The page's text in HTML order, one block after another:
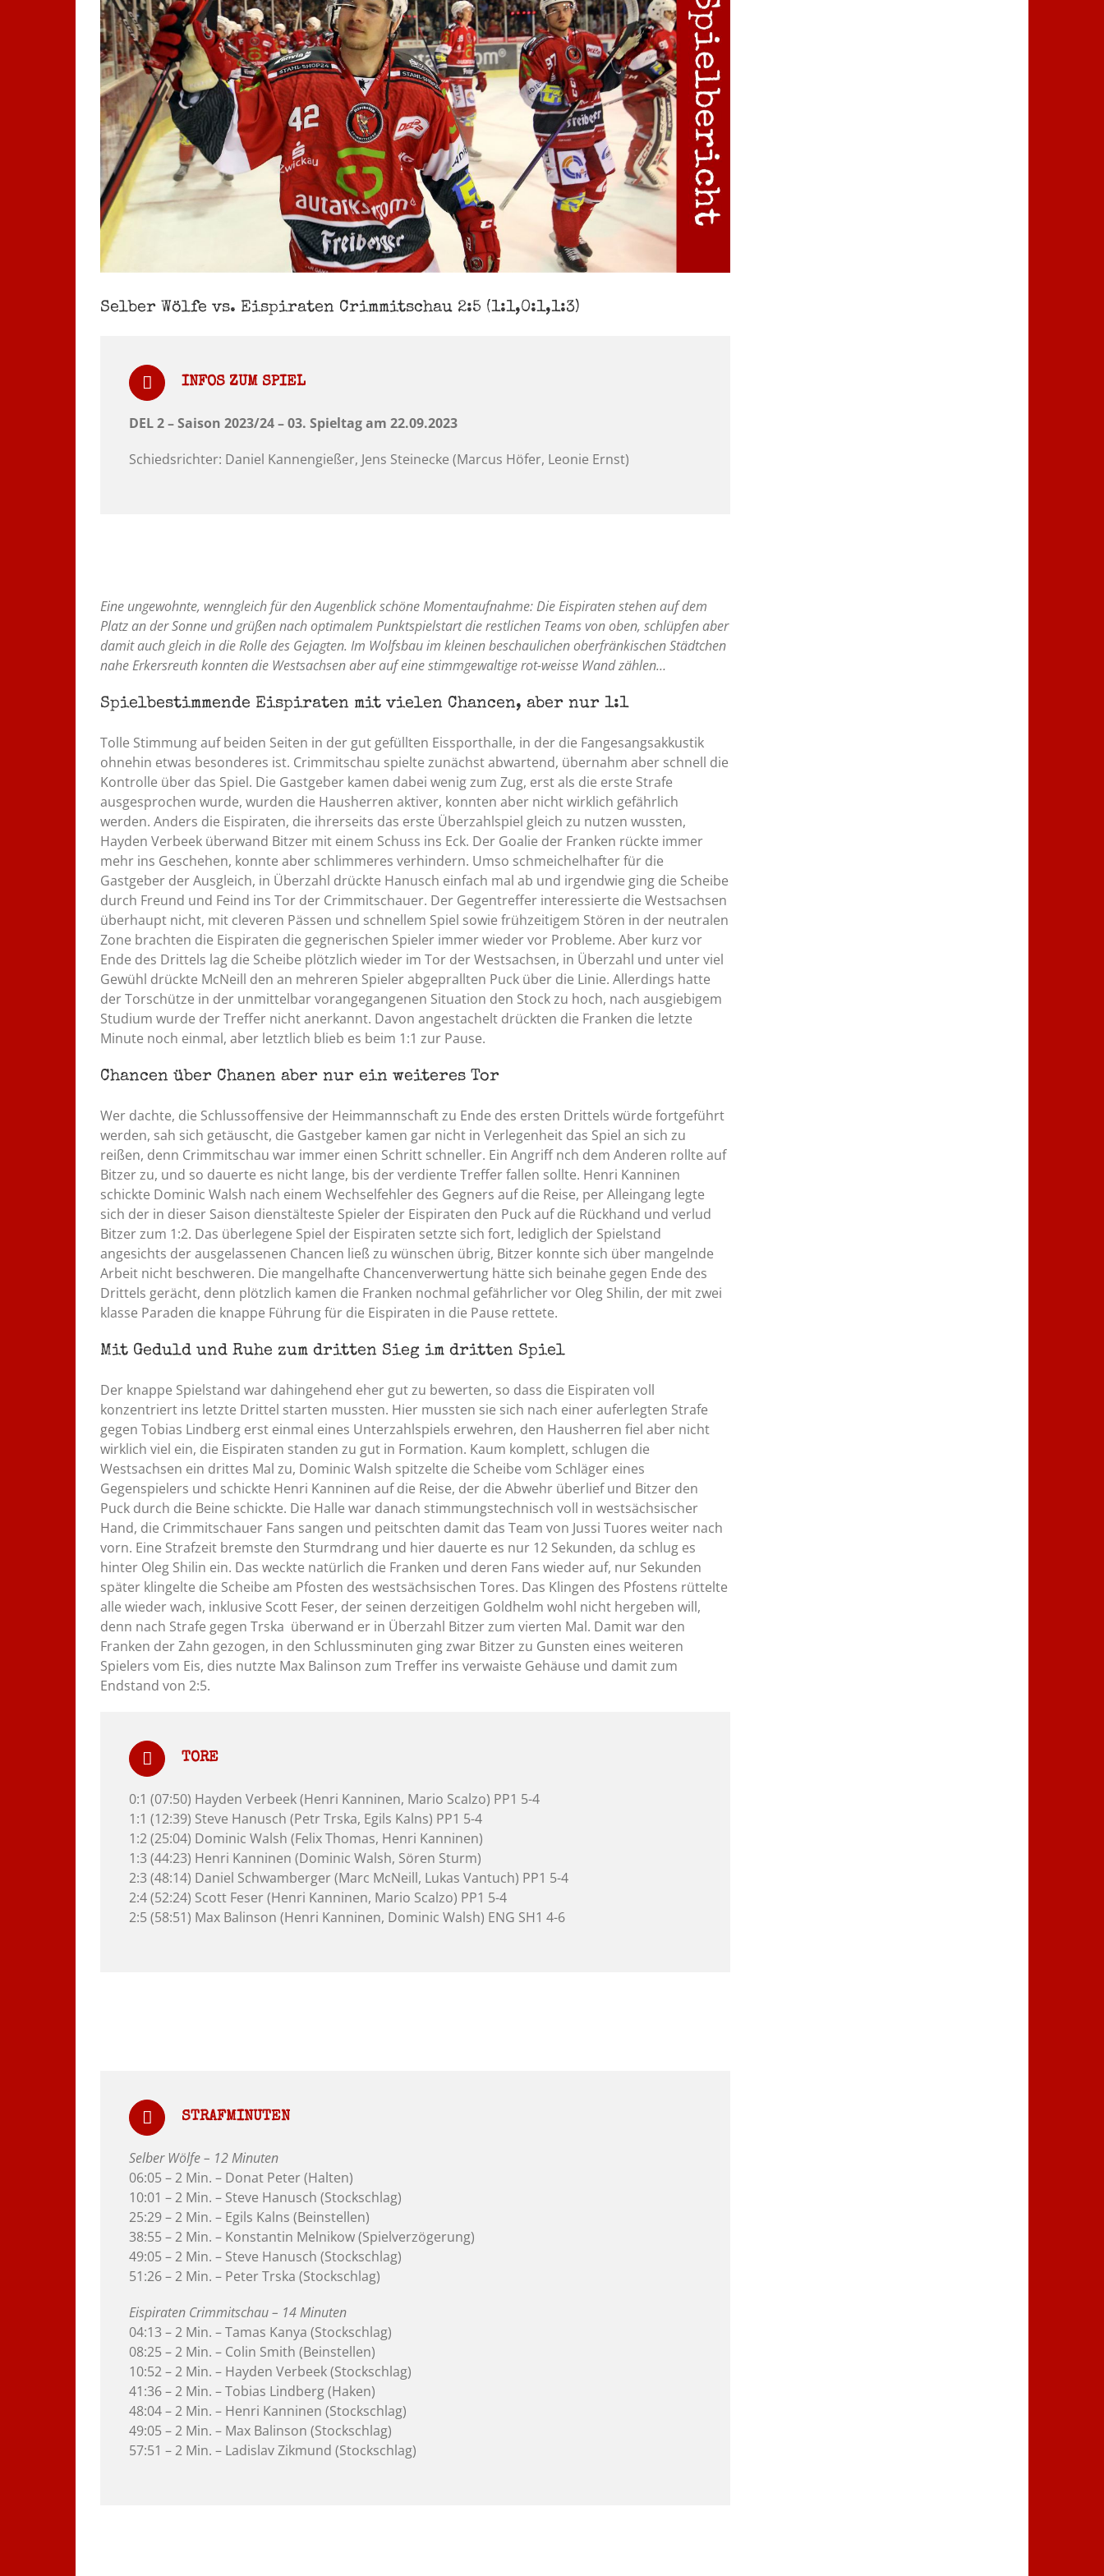
Selber Wölfe vs. Eispiraten Crimmitschau 2:5 (1:1,0:1,1:3)
INFOS ZUM SPIEL
DEL 2 – Saison 2023/24 – 03. Spieltag am 22.09.2023
Schiedsrichter: Daniel Kannengießer, Jens Steinecke (Marcus Höfer, Leonie Ernst)
Eine ungewohnte, wenngleich für den Augenblick schöne Momentaufnahme: Die Eispiraten stehen auf dem
Platz an der Sonne und grüßen nach optimalem Punktspielstart die restlichen Teams von oben, schlüpfen aber
damit auch gleich in die Rolle des Gejagten. Im Wolfsbau im kleinen beschaulichen oberfränkischen Städtchen
nahe Erkersreuth konnten die Westsachsen aber auf eine stimmgewaltige rot-weisse Wand zählen…
Spielbestimmende Eispiraten mit vielen Chancen, aber nur 1:1
Tolle Stimmung auf beiden Seiten in der gut gefüllten Eissporthalle, in der die Fangesangsakkustik
ohnehin etwas besonderes ist. Crimmitschau spielte zunächst abwartend, übernahm aber schnell die
Kontrolle über das Spiel. Die Gastgeber kamen dabei wenig zum Zug, erst als die erste Strafe
ausgesprochen wurde, wurden die Hausherren aktiver, konnten aber nicht wirklich gefährlich
werden. Anders die Eispiraten, die ihrerseits das erste Überzahlspiel gleich zu nutzen wussten,
Hayden Verbeek überwand Bitzer mit einem Schuss ins Eck. Der Goalie der Franken rückte immer
mehr ins Geschehen, konnte aber schlimmeres verhindern. Umso schmeichelhafter für die
Gastgeber der Ausgleich, in Überzahl drückte Hanusch einfach mal ab und irgendwie ging die Scheibe
durch Freund und Feind ins Tor der Crimmitschauer. Der Gegentreffer interessierte die Westsachsen
überhaupt nicht, mit cleveren Pässen und schnellem Spiel sowie frühzeitigem Stören in der neutralen
Zone brachten die Eispiraten die gegnerischen Spieler immer wieder vor Probleme. Aber kurz vor
Ende des Drittels lag die Scheibe plötzlich wieder im Tor der Westsachsen, in Überzahl und unter viel
Gewühl drückte McNeill den an mehreren Spieler abgeprallten Puck über die Linie. Allerdings hatte
der Torschütze in der unmittelbar vorangegangenen Situation den Stock zu hoch, nach ausgiebigem
Studium wurde der Treffer nicht anerkannt. Davon angestachelt drückten die Franken die letzte
Minute noch einmal, aber letztlich blieb es beim 1:1 zur Pause.
Chancen über Chanen aber nur ein weiteres Tor
Wer dachte, die Schlussoffensive der Heimmannschaft zu Ende des ersten Drittels würde fortgeführt
werden, sah sich getäuscht, die Gastgeber kamen gar nicht in Verlegenheit das Spiel an sich zu
reißen, denn Crimmitschau war immer einen Schritt schneller. Ein Angriff nch dem Anderen rollte auf
Bitzer zu, und so dauerte es nicht lange, bis der verdiente Treffer fallen sollte. Henri Kanninen
schickte Dominic Walsh nach einem Wechselfehler des Gegners auf die Reise, per Alleingang legte
sich der in dieser Saison dienstälteste Spieler der Eispiraten den Puck auf die Rückhand und verlud
Bitzer zum 1:2. Das überlegene Spiel der Eispiraten setzte sich fort, lediglich der Spielstand
angesichts der ausgelassenen Chancen ließ zu wünschen übrig, Bitzer konnte sich über mangelnde
Arbeit nicht beschweren. Die mangelhafte Chancenverwertung hätte sich beinahe gegen Ende des
Drittels gerächt, denn plötzlich kamen die Franken nochmal gefährlicher vor Oleg Shilin, der mit zwei
klasse Paraden die knappe Führung für die Eispiraten in die Pause rettete.
Mit Geduld und Ruhe zum dritten Sieg im dritten Spiel
Der knappe Spielstand war dahingehend eher gut zu bewerten, so dass die Eispiraten voll
konzentriert ins letzte Drittel starten mussten. Hier mussten sie sich nach einer auferlegten Strafe
gegen Tobias Lindberg erst einmal eines Unterzahlspiels erwehren, den Hausherren fiel aber nicht
wirklich viel ein, die Eispiraten standen zu gut in Formation. Kaum komplett, schlugen die
Westsachsen ein drittes Mal zu, Dominic Walsh spitzelte die Scheibe vom Schläger eines
Gegenspielers und schickte Henri Kanninen auf die Reise, der die Abwehr überlief und Bitzer den
Puck durch die Beine schickte. Die Halle war danach stimmungstechnisch voll in westsächsischer
Hand, die Crimmitschauer Fans sangen und peitschten damit das Team von Jussi Tuores weiter nach
vorn. Eine Strafzeit bremste den Sturmdrang und hier dauerte es nur 12 Sekunden, da schlug es
hinter Oleg Shilin ein. Das weckte natürlich die Franken und deren Fans wieder auf, nur Sekunden
später klingelte die Scheibe am Pfosten des westsächsischen Tores. Das Klingen des Pfostens rüttelte
alle wieder wach, inklusive Scott Feser, der seinen derzeitigen Goldhelm wohl nicht hergeben will,
denn nach Strafe gegen Trska überwand er in Überzahl Bitzer zum vierten Mal. Damit war den
Franken der Zahn gezogen, in den Schlussminuten ging zwar Bitzer zu Gunsten eines weiteren
Spielers vom Eis, dies nutzte Max Balinson zum Treffer ins verwaiste Gehäuse und damit zum
Endstand von 2:5.
TORE
0:1 (07:50) Hayden Verbeek (Henri Kanninen, Mario Scalzo) PP1 5-4
1:1 (12:39) Steve Hanusch (Petr Trska, Egils Kalns) PP1 5-4
1:2 (25:04) Dominic Walsh (Felix Thomas, Henri Kanninen)
1:3 (44:23) Henri Kanninen (Dominic Walsh, Sören Sturm)
2:3 (48:14) Daniel Schwamberger (Marc McNeill, Lukas Vantuch) PP1 5-4
2:4 (52:24) Scott Feser (Henri Kanninen, Mario Scalzo) PP1 5-4
2:5 (58:51) Max Balinson (Henri Kanninen, Dominic Walsh) ENG SH1 4-6
STRAFMINUTEN
Selber Wölfe – 12 Minuten
06:05 – 2 Min. – Donat Peter (Halten)
10:01 – 2 Min. – Steve Hanusch (Stockschlag)
25:29 – 2 Min. – Egils Kalns (Beinstellen)
38:55 – 2 Min. – Konstantin Melnikow (Spielverzögerung)
49:05 – 2 Min. – Steve Hanusch (Stockschlag)
51:26 – 2 Min. – Peter Trska (Stockschlag)
Eispiraten Crimmitschau – 14 Minuten
04:13 – 2 Min. – Tamas Kanya (Stockschlag)
08:25 – 2 Min. – Colin Smith (Beinstellen)
10:52 – 2 Min. – Hayden Verbeek (Stockschlag)
41:36 – 2 Min. – Tobias Lindberg (Haken)
48:04 – 2 Min. – Henri Kanninen (Stockschlag)
49:05 – 2 Min. – Max Balinson (Stockschlag)
57:51 – 2 Min. – Ladislav Zikmund (Stockschlag)